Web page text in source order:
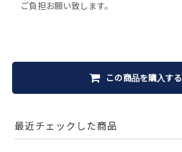
ご負担お願い致します。
この商品を購入する
最近チェックした商品